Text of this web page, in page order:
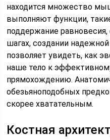
находится множество
выполняют функции,
поддержание
шагах, создании
позволяет увидеть, как
наше тело к
прямохождению.
обезьяноподобных
скорее хватательным.
Костная